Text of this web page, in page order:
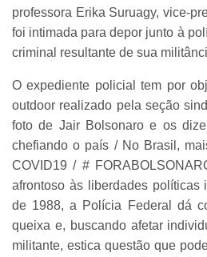
professora Erika Suruagy, vice-
foi intimada para depor junto à
criminal resultante de sua
O expediente policial tem por
outdoor realizado pela seção
foto de Jair Bolsonaro e os
chefiando o país / No Brasil,
COVID19 / #
afrontoso às liberdades políticas
de 1988, a Polícia Federal dá
queixa e, buscando afetar
militante, estica questão que